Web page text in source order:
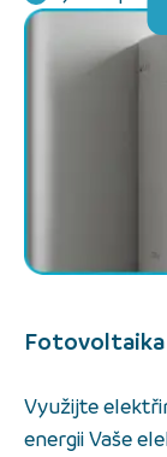
Fotovoltaika
Využijte
energii Vaše